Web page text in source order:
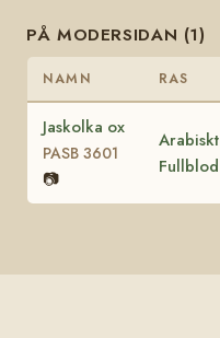
PÅ MODERSIDAN (1)
NAMN RAS
Jaskolka ox
PASB 3601
📷
Arabiskt
Fullblod